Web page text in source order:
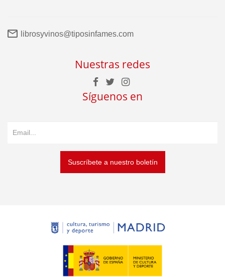
librosyvinos@tiposinfames.com
Nuestras redes
Síguenos en
Suscríbete a nuestro boletín